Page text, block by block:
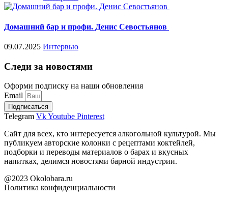
Домашний бар и профи. Денис Севостьянов
09.07.2025 Интервью
Следи за новостями
Оформи подписку на наши обновления
Email
Подписаться
Telegram VkYoutube Pinterest
Сайт для всех, кто интересуется алкогольной культурой. Мы
публикуем авторские колонки с рецептами коктейлей,
подборки и переводы материалов о барах и вкусных
напитках, делимся новостями барной индустрии.
@2023 Okolobara.ru
Политика конфиденциальности